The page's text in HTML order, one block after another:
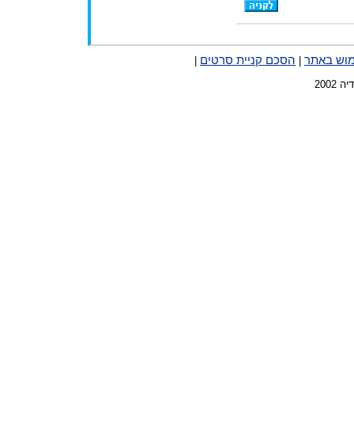
באתר הסכם קניית סרטים